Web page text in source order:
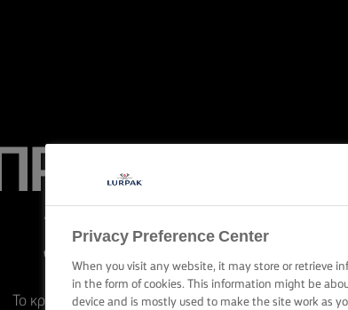
Το κρύο βούτυρο και ένα ψυγείο είναι τα κλειδιά για
Privacy Preference Center
When you visit any website, it may store or retrieve
in the form of cookies. This information might be
device and is mostly used to make the site work as